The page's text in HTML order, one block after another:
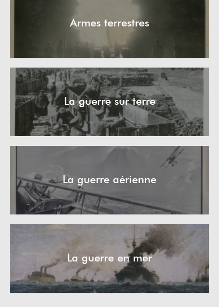
Armes terrestres
La guerre sur terre
La guerre aérienne
La guerre en mer